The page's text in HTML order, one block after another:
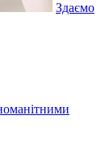
Здаємо